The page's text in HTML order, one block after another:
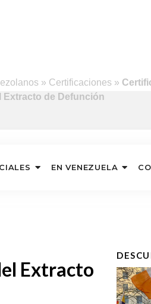
» Certificaciones »
Extracto de Defunción
EN VENEZUELA
Extracto